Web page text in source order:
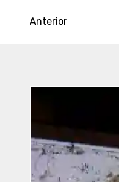
Anterior
Recientes